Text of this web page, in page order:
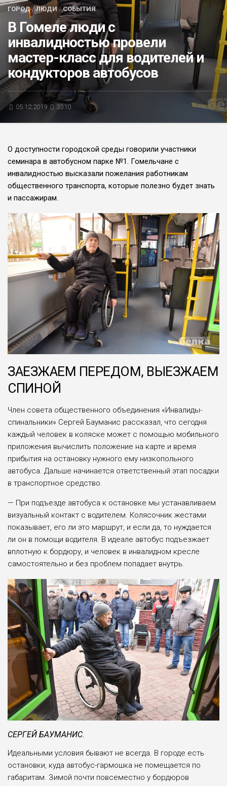
БЛИЦ-ОПРОС
АФИША
ГОРОД/ЛЮДИ/СОБЫТИЯ
В Гомеле люди с
инвалидностью провели
мастер-класс для водителей и
кондукторов автобусов
05.12.2019 3310
О доступности городской среды говорили участники
семинара в автобусном парке №1. Гомельчане с
инвалидностью высказали пожелания работникам
общественного транспорта, которые полезно будет знать
и пассажирам.
ЗАЕЗЖАЕМ ПЕРЕДОМ, ВЫЕЗЖАЕМ
СПИНОЙ
Член совета общественного объединения «Инвалиды-
спинальники» Сергей Бауманис рассказал, что сегодня
каждый человек в коляске может с помощью мобильного
приложения вычислить положение на карте и время
прибытия на остановку нужного ему низкопольного
автобуса. Дальше начинается ответственный этап посадки
в транспортное средство.
— При подъезде автобуса к остановке мы устанавливаем
визуальный контакт с водителем. Колясочник жестами
показывает, его ли это маршрут, и если да, то нуждается
ли он в помощи водителя. В идеале автобус подъезжает
вплотную к бордюру, и человек в инвалидном кресле
самостоятельно и без проблем попадает внутрь.
СЕРГЕЙ БАУМАНИС.
Идеальными условия бывают не всегда. В городе есть
остановки, куда автобус-гармошка не помещается по
габаритам. Зимой почти повсеместно у бордюров